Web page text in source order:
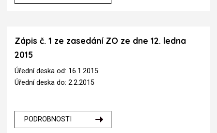
Zápis č. 1 ze zasedání ZO ze dne 12. ledna
2015
Úřední deska od: 16.1.2015
Úřední deska do: 2.2.2015
PODROBNOSTI